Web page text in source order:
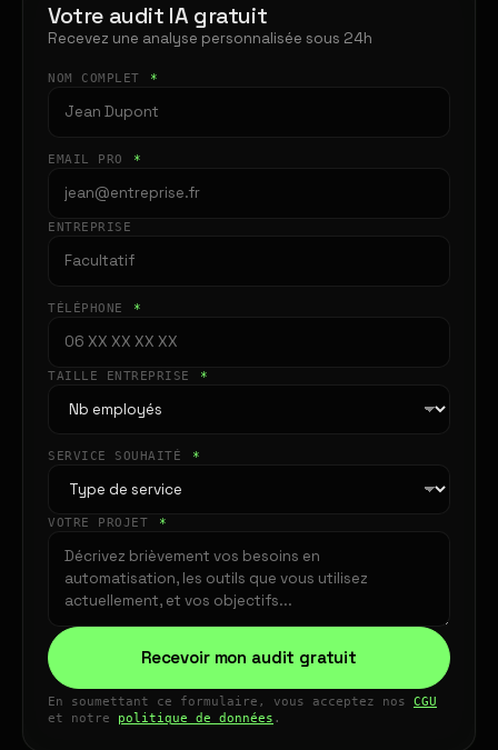
Votre audit IA gratuit
Recevez une analyse personnalisée sous 24h
NOM COMPLET *
EMAIL PRO *
ENTREPRISE
TÉLÉPHONE *
TAILLE ENTREPRISE *
SERVICE SOUHAITÉ *
VOTRE PROJET *
Recevoir mon audit gratuit
En soumettant ce formulaire, vous acceptez nos CGU
et notre politique de données .